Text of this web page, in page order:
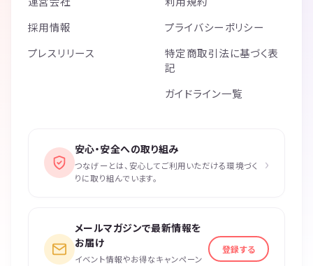
採用情報
プレスリリース
プライバシーポリシー
特定商取引法に基づく表
記
ガイドライン一覧
安心・安全への取り組み
つなげーとは、安心してご利用いただける環境づく
りに取り組んでいます。
›
メールマガジンで最新情報を
お届け
イベント情報やお得なキャンペーン
登録する